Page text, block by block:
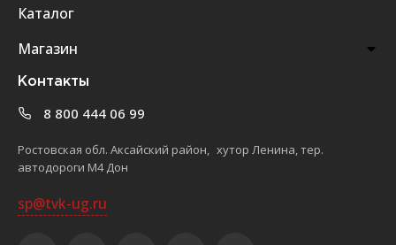
Каталог
Магазин
Контакты
8 800 444 06 99
Ростовская обл. Аксайский район, хутор Ленина, тер.
автодороги М4 Дон
sp@tvk-ug.ru